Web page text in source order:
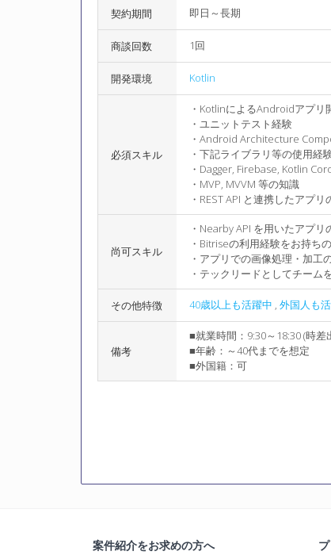
契約期間 即日～長期
商談回数 1回
開発環境 Kotlin
必須スキル
・KotlinによるAndroidアプリ
・ユニットテスト経験
・Android Architecture
・下記ライブラリ等の使用経
・Dagger, Firebase, Kotlin
・MVP, MVVM 等の知識
・REST API と連携したアプ
尚可スキル
・Nearby API を用いたアプ
・Bitriseの利用経験をお持ち
・アプリでの画像処理・加工
・テックリードとしてチーム
その他特徴 40歳以上も活躍中 , 外国人も
備考
■就業時間：9:30～18:30 (時差
■年齢：～40代までを想定
■外国籍：可
案件紹介をお求めの方へ